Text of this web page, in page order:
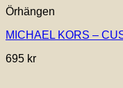
Örhängen
MICHAEL KORS –
695 kr